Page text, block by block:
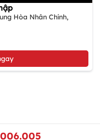
Hòa Nhân Chính,